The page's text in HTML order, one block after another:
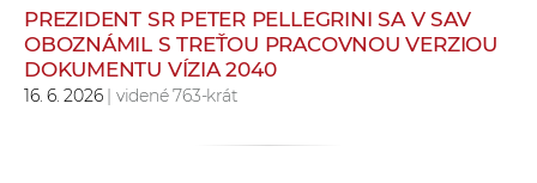
v
n
PREZIDENT SR PETER PELLEGRINI SA V SAV
OBOZNÁMIL S TREŤOU PRACOVNOU VERZIOU
DOKUMENTU VÍZIA 2040
16. 6. 2026| videné 763-krát